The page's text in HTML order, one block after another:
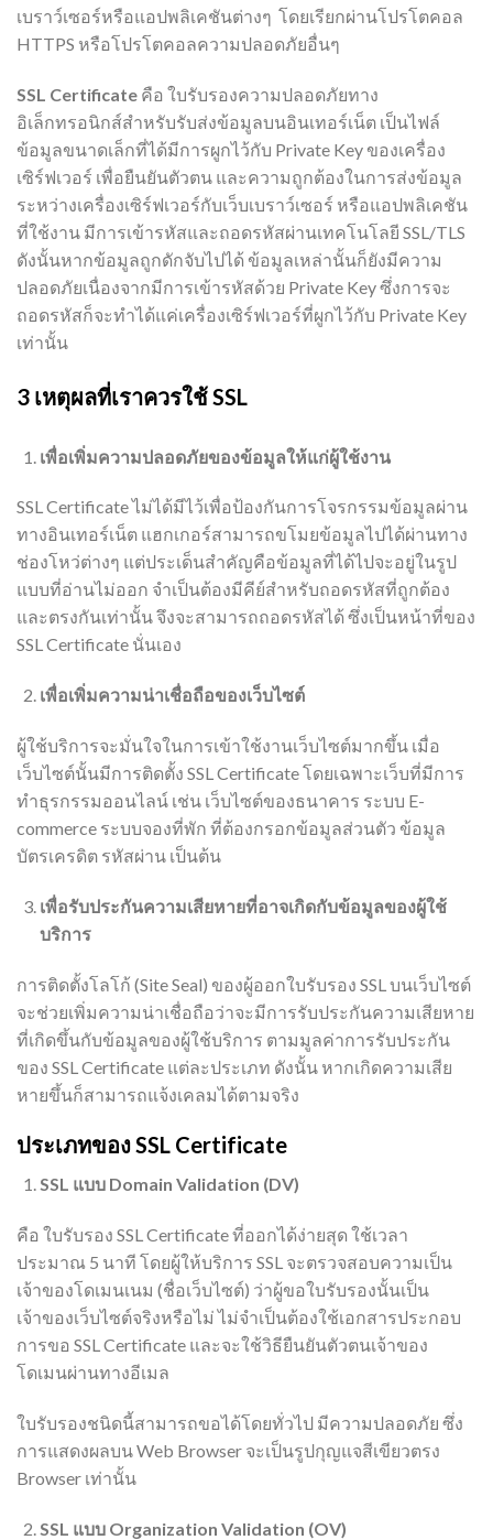
เบราว์เซอร์หรือแอปพลิเคชันต่างๆ โดยเรียกผ่านโปรโตคอล
HTTPS หรือโปรโตคอลความปลอดภัยอื่นๆ
SSL Certificate คือ ใบรับรองความปลอดภัยทาง
อิเล็กทรอนิกส์สำหรับรับส่งข้อมูลบนอินเทอร์เน็ต เป็นไฟล์
ข้อมูลขนาดเล็กที่ได้มีการผูกไว้กับ Private Key ของเครื่อง
เซิร์ฟเวอร์ เพื่อยืนยันตัวตน และความถูกต้องในการส่งข้อมูล
ระหว่างเครื่องเซิร์ฟเวอร์กับเว็บเบราว์เซอร์ หรือแอปพลิเคชัน
ที่ใช้งาน มีการเข้ารหัสและถอดรหัสผ่านเทคโนโลยี SSL/TLS
ดังนั้นหากข้อมูลถูกดักจับไปได้ ข้อมูลเหล่านั้นก็ยังมีความ
ปลอดภัยเนื่องจากมีการเข้ารหัสด้วย Private Key ซึ่งการจะ
ถอดรหัสก็จะทำได้แค่เครื่องเซิร์ฟเวอร์ที่ผูกไว้กับ Private Key
เท่านั้น
3 เหตุผลที่เราควรใช้ SSL
เพื่อเพิ่มความปลอดภัยของข้อมูลให้แก่ผู้ใช้งาน
SSL Certificate ไม่ได้มีไว้เพื่อป้องกันการโจรกรรมข้อมูลผ่าน
ทางอินเทอร์เน็ต แฮกเกอร์สามารถขโมยข้อมูลไปได้ผ่านทาง
ช่องโหว่ต่างๆ แต่ประเด็นสำคัญคือข้อมูลที่ได้ไปจะอยู่ในรูป
แบบที่อ่านไม่ออก จำเป็นต้องมีคีย์สำหรับถอดรหัสที่ถูกต้อง
และตรงกันเท่านั้น จึงจะสามารถถอดรหัสได้ ซึ่งเป็นหน้าที่ของ
SSL Certificate นั่นเอง
เพื่อเพิ่มความน่าเชื่อถือของเว็บไซต์
ผู้ใช้บริการจะมั่นใจในการเข้าใช้งานเว็บไซต์มากขึ้น เมื่อ
เว็บไซต์นั้นมีการติดตั้ง SSL Certificate โดยเฉพาะเว็บที่มีการ
ทําธุรกรรมออนไลน์ เช่น เว็บไซต์ของธนาคาร ระบบ E-
commerce ระบบจองที่พัก ที่ต้องกรอกข้อมูลส่วนตัว ข้อมูล
บัตรเครดิต รหัสผ่าน เป็นต้น
เพื่อรับประกันความเสียหายที่อาจเกิดกับข้อมูลของผู้ใช้
บริการ
การติดตั้งโลโก้ (Site Seal) ของผู้ออกใบรับรอง SSL บนเว็บไซต์
จะช่วยเพิ่มความน่าเชื่อถือว่าจะมีการรับประกันความเสียหาย
ที่เกิดขึ้นกับข้อมูลของผู้ใช้บริการ ตามมูลค่าการรับประกัน
ของ SSL Certificate แต่ละประเภท ดังนั้น หากเกิดความเสีย
หายขึ้นก็สามารถแจ้งเคลมได้ตามจริง
ประเภทของ SSL Certificate
SSL แบบ Domain Validation (DV)
คือ ใบรับรอง SSL Certificate ที่ออกได้ง่ายสุด ใช้เวลา
ประมาณ 5 นาที โดยผู้ให้บริการ SSL จะตรวจสอบความเป็น
เจ้าของโดเมนเนม (ชื่อเว็บไซต์) ว่าผู้ขอใบรับรองนั้นเป็น
เจ้าของเว็บไซต์จริงหรือไม่ ไม่จำเป็นต้องใช้เอกสารประกอบ
การขอ SSL Certificate และจะใช้วิธียืนยันตัวตนเจ้าของ
โดเมนผ่านทางอีเมล
ใบรับรองชนิดนี้สามารถขอได้โดยทั่วไป มีความปลอดภัย ซึ่ง
การแสดงผลบน Web Browser จะเป็นรูปกุญแจสีเขียวตรง
Browser เท่านั้น
SSL แบบ Organization Validation (OV)